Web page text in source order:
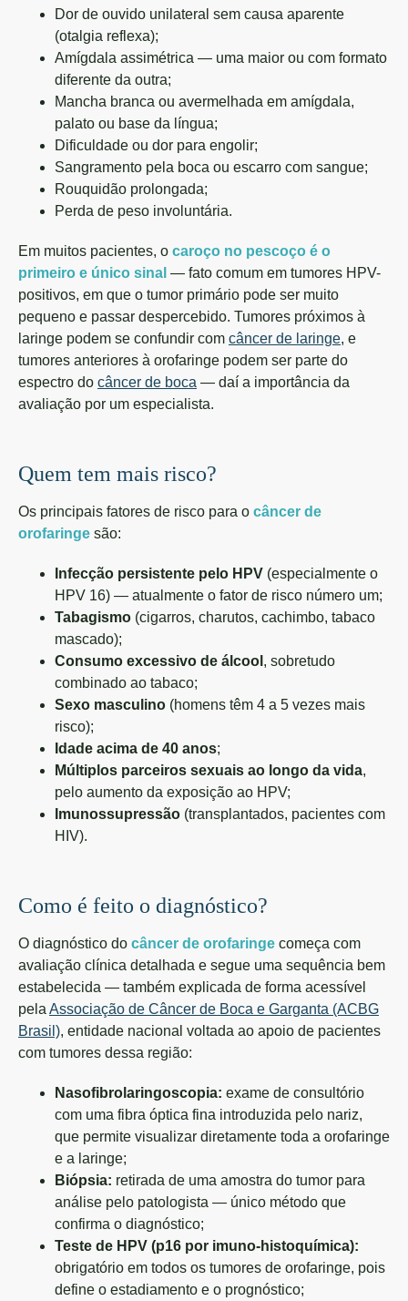
Dor de ouvido unilateral sem causa aparente
(otalgia reflexa);
Amígdala assimétrica — uma maior ou com formato
diferente da outra;
Mancha branca ou avermelhada em amígdala,
palato ou base da língua;
Dificuldade ou dor para engolir;
Sangramento pela boca ou escarro com sangue;
Rouquidão prolongada;
Perda de peso involuntária.
Em muitos pacientes, o caroço no pescoço é o
primeiro e único sinal — fato comum em tumores HPV-
positivos, em que o tumor primário pode ser muito
pequeno e passar despercebido. Tumores próximos à
laringe podem se confundir com câncer de laringe, e
tumores anteriores à orofaringe podem ser parte do
espectro do câncer de boca — daí a importância da
avaliação por um especialista.
Quem tem mais risco?
Os principais fatores de risco para o câncer de
orofaringe são:
Infecção persistente pelo HPV (especialmente o
HPV 16) — atualmente o fator de risco número um;
Tabagismo (cigarros, charutos, cachimbo, tabaco
mascado);
Consumo excessivo de álcool , sobretudo
combinado ao tabaco;
Sexo masculino (homens têm 4 a 5 vezes mais
risco);
Idade acima de 40 anos;
Múltiplos parceiros sexuais ao longo da vida,
pelo aumento da exposição ao HPV;
Imunossupressão (transplantados, pacientes com
HIV).
Como é feito o diagnóstico?
O diagnóstico do câncer de orofaringe começa com
avaliação clínica detalhada e segue uma sequência bem
estabelecida — também explicada de forma acessível
pela Associação de Câncer de Boca e Garganta (ACBG
Brasil), entidade nacional voltada ao apoio de pacientes
com tumores dessa região:
Nasofibrolaringoscopia: exame de consultório
com uma fibra óptica fina introduzida pelo nariz,
que permite visualizar diretamente toda a orofaringe
e a laringe;
Biópsia: retirada de uma amostra do tumor para
análise pelo patologista — único método que
confirma o diagnóstico;
Teste de HPV (p16 por imuno-histoquímica):
obrigatório em todos os tumores de orofaringe, pois
define o estadiamento e o prognóstico;